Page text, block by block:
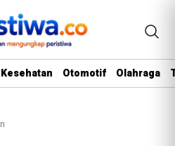
Kesehatan Otomotif Olahraga